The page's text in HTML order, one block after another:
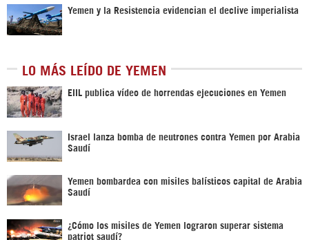
Yemen y la Resistencia evidencian el declive imperialista
LO MÁS LEÍDO DE YEMEN
EIIL publica vídeo de horrendas ejecuciones en Yemen
Israel lanza bomba de neutrones contra Yemen por Arabia
Saudí
Yemen bombardea con misiles balísticos capital de Arabia
Saudí
¿Cómo los misiles de Yemen lograron superar sistema
patriot saudí?